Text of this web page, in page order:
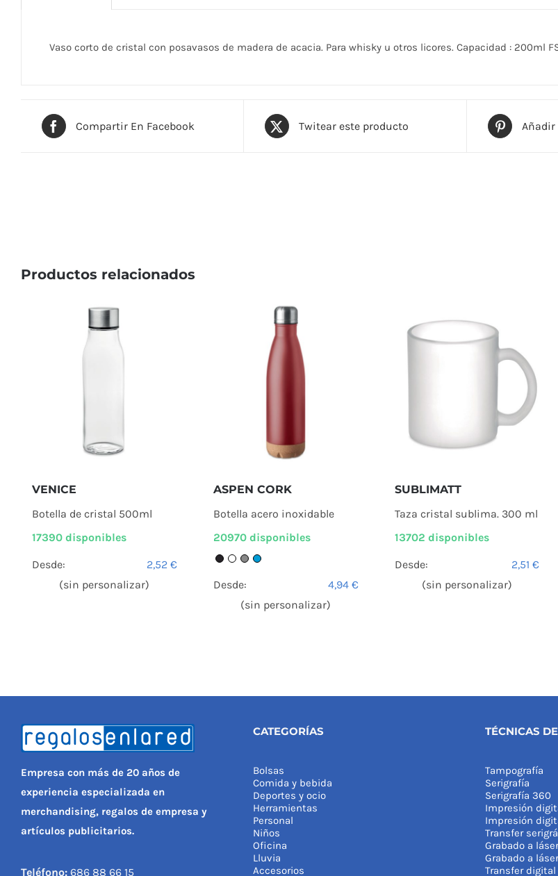
Vaso corto de cristal con posavasos de madera de acacia. Para whisky u otros licores. Capacidad : 200ml
Compartir En Facebook Twitear este producto Añadir
Productos relacionados
VENICE
Botella de cristal 500ml
17390 disponibles
Desde: 2,52 €
(sin personalizar)
ASPEN CORK
Botella acero inoxidable
20970 disponibles
Desde: 4,94 €
(sin personalizar)
SUBLIMATT
Taza cristal sublima. 300 ml
13702 disponibles
Desde: 2,51€
(sin personalizar)
Empresa con más de 20 años de
experiencia especializada en
merchandising, regalos de empresa y
artículos publicitarios.
Teléfono:686 88 66 15
CATEGORÍAS
Bolsas
Comida y bebida
Deportes y ocio
Herramientas
Personal
Niños
Oficina
Lluvia
Accesorios
TÉCNICAS
Tampografía
Serigrafía
Serigrafía 360
Impresión
Impresión
Transfer
Grabado a láser
Grabado a
Transfer digital